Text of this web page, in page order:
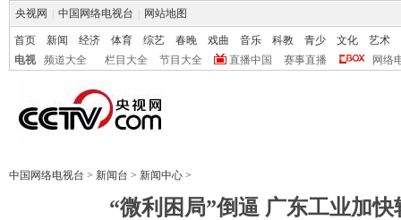
央视网 中国网络电视台 网站地图
首页 新闻 经济 体育 综艺 春晚 戏曲 音乐 科教 青少 文化
艺术
电视
频道大全 栏目大全 节目大全 直播中国 赛事直播 网络
中国网络电视台 > 新闻台 > 新闻中心 >
“微利困局”倒逼 广东工业加快